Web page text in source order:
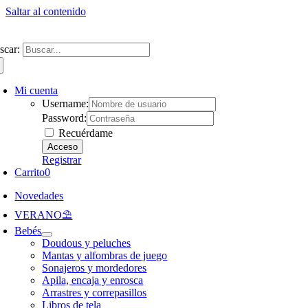
Saltar al contenido
Mi cuenta
Username:
Password:
Recuérdame
Registrar
Carrito0
Novedades
VERANO⛱️​
Bebés
Doudous y peluches
Mantas y alfombras de juego
Sonajeros y mordedores
Apila, encaja y enrosca
Arrastres y correpasillos
Libros de tela